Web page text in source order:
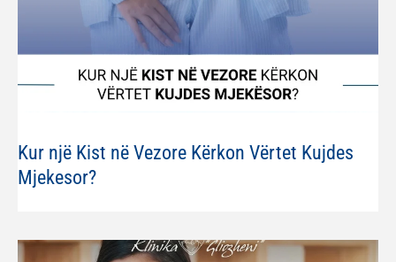
Kur një Kist në Vezore Kërkon Vërtet Kujdes
Mjekesor?